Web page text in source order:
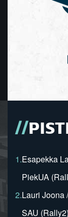
1.Esapekka
PiekUA
2.Lauri Joona
SAU (Rally2)